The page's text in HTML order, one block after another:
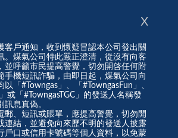
客戶通知，收到懷疑冒認本公司發出關
。煤氣公司特此嚴正澄清，從沒有向客
並呼籲市民提高警覺，切勿開啓任何附
手機短訊詐騙，由即日起，煤氣公司向
「#Towngas」、「#TowngasFun」、
或「#TowngasTGC」的發送人名稱發
訊息真偽。
郵、短訊或賬單，應提高警覺，切勿開
連結，並避免向來歷不明的發送人披露
戶口或信用卡號碼等個人資料，以免蒙
X